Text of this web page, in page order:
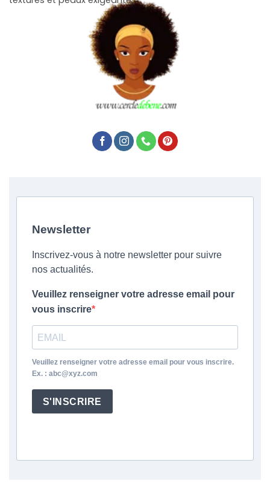
Newsletter
Inscrivez-vous à notre newsletter pour suivre
nos actualités.
Veuillez renseigner votre adresse email pour
vous inscrire
Veuillez renseigner votre adresse email pour vous inscrire.
Ex. : abc@xyz.com
S'INSCRIRE